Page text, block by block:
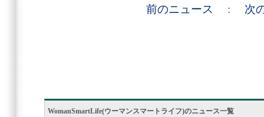
前のニュース : 次
WomanSmartLife(ウーマンスマートライフ)のニュース一覧